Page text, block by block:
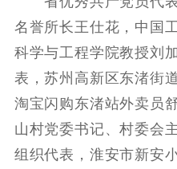
名誉所长王仕花，中国
科学与工程学院教授刘
表，苏州高新区东渚街
淘宝闪购东渚站外卖员
山村党委书记、村委会
组织代表，淮安市新安